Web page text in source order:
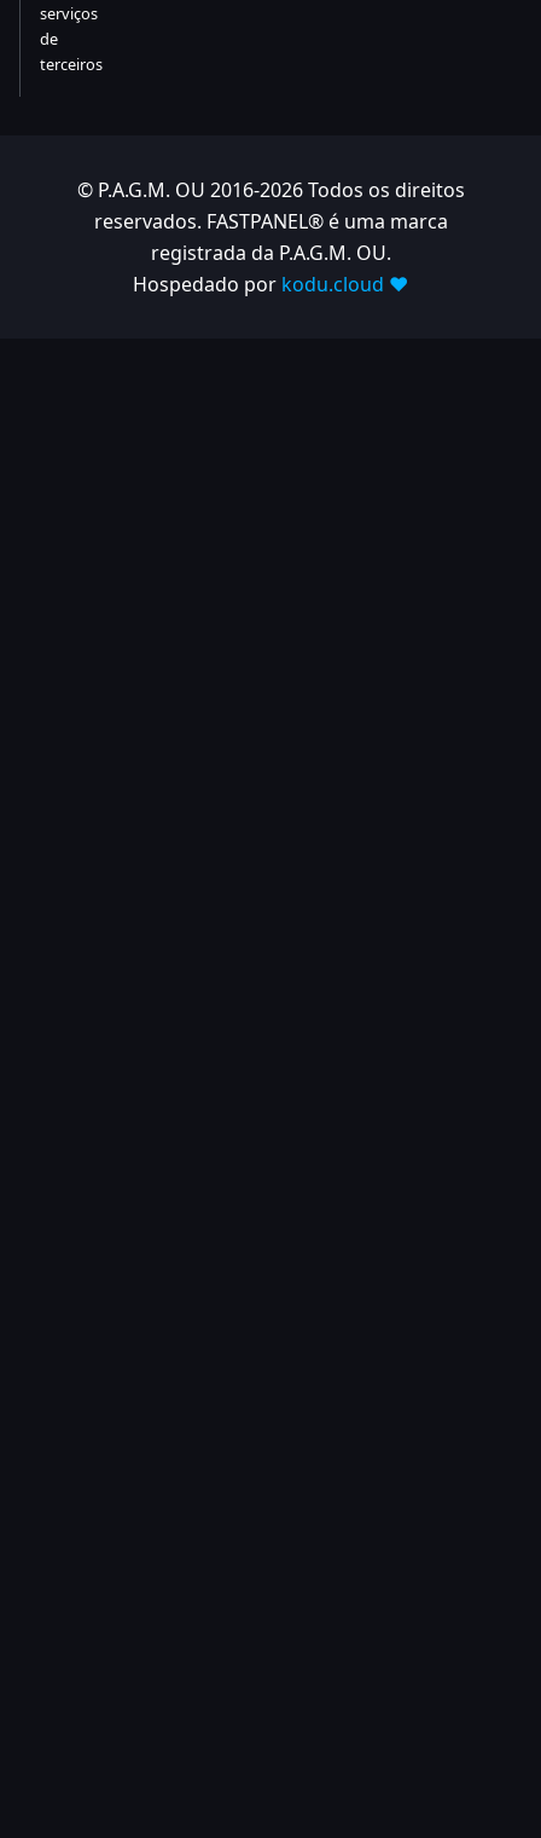
serviços
de
terceiros
© P.A.G.M. OU 2016-2026 Todos os direitos
reservados. FASTPANEL® é uma marca
registrada da P.A.G.M. OU.
Hospedado por kodu.cloud ❤️